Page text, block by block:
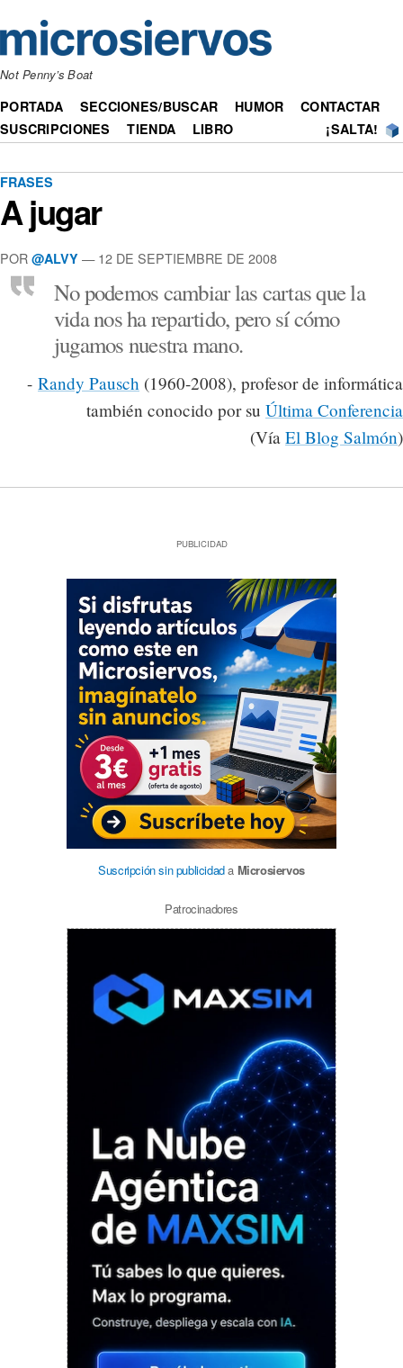
Not Penny’s Boat
PORTADA SECCIONES/BUSCAR HUMOR
CONTACTAR
SUSCRIPCIONES
TIENDA LIBRO ¡SALTA!
FRASES
A jugar
POR @ALVY — 12 DE SEPTIEMBRE DE 2008
No podemos cambiar las cartas que la
vida nos ha repartido, pero sí cómo
jugamos nuestra mano.
- Randy Pausch (1960-2008), profesor de informática
también conocido por su Última Conferencia
(Vía El Blog Salmón)
PUBLICIDAD
Suscripción sin publicidada Microsiervos
Patrocinadores